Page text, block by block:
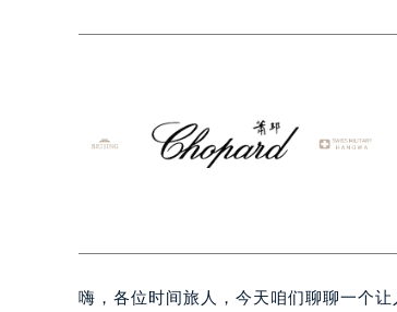
嗨，各位时间旅人，今天咱们聊聊一个